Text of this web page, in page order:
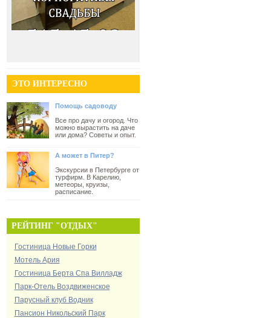
ЭТО ИНТЕРЕСНО
Помощь садоводу
Все про дачу и огород. Что
можно вырастить на даче
или дома? Советы и опыт.
А может в Питер?
Экскурсии в Петербурге от
турфирм. В Карелию,
метеоры, круизы,
расписание.
РЕЙТИНГ "ОТДЫХ"
Гостиница Новые Горки
Мотель Ария
Гостиница Берта Спа Вилладж
Парк-Отель Воздвиженское
Парусный клуб Водник
Пансион Никольский Парк